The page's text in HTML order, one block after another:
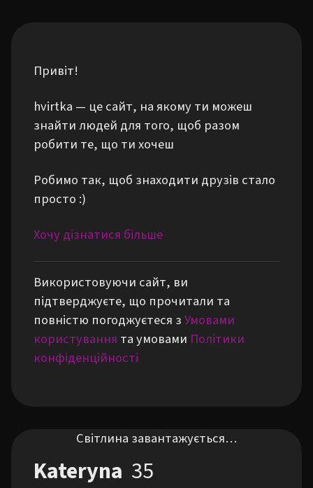
Привіт!
hvirtka — це сайт, на якому ти можеш
знайти людей для того, щоб разом
робити те, що ти хочеш
Робимо так, щоб знаходити друзів стало
просто :)
Хочу дізнатися більше
Використовуючи сайт, ви
підтверджуєте, що прочитали та
повністю погоджуєтеся зУмовами
користування та умовами Політики
конфіденційності
Світлина завантажується…
Kateryna 35